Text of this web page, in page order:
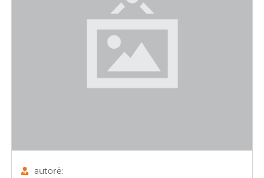
autorë: